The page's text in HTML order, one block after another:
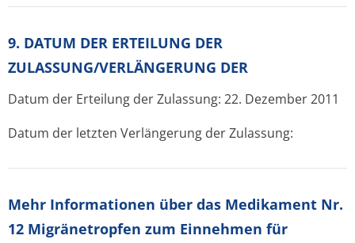
9. DATUM DER ERTEILUNG DER
ZULASSUNG/VERLÄNGERUNG DER
Datum der Erteilung der Zulassung: 22. Dezember 2011
Datum der letzten Verlängerung der Zulassung:
Mehr Informationen über das Medikament Nr.
12 Migränetropfen zum Einnehmen für